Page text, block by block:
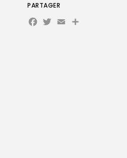
PARTAGER
Facebook
Twitter
EmailPartager